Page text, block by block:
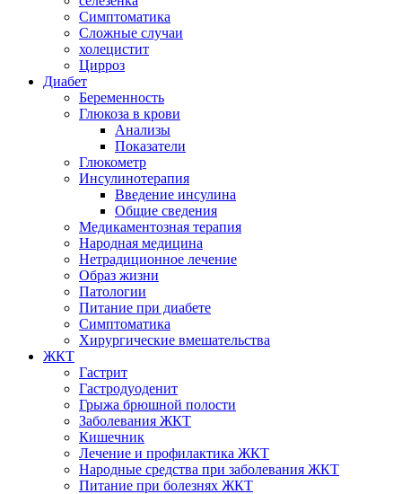
Симптоматика
Сложные случаи
холецистит
Цирроз
Диабет
Беременность
Глюкоза в крови
Анализы
Показатели
Глюкометр
Инсулинотерапия
Введение инсулина
Общие сведения
Медикаментозная терапия
Народная медицина
Нетрадиционное лечение
Образ жизни
Патологии
Питание при диабете
Симптоматика
Хирургические вмешательства
ЖКТ
Гастрит
Гастродуоденит
Грыжа брюшной полости
Заболевания ЖКТ
Кишечник
Лечение и профилактика ЖКТ
Народные средства при заболевания ЖКТ
Питание при болезнях ЖКТ